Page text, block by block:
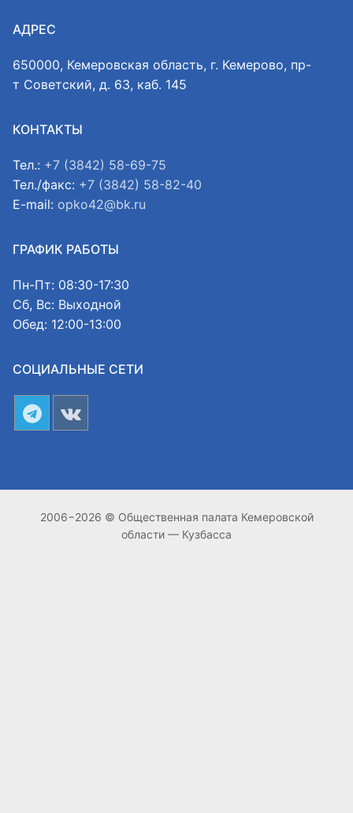
АДРЕС
650000, Кемеровская область, г. Кемерово, пр-
т Советский, д. 63, каб. 145
КОНТАКТЫ
Тел.: +7 (3842) 58-69-75
Тел./факс: +7 (3842) 58-82-40
E-mail: opko42@bk.ru
ГРАФИК РАБОТЫ
Пн-Пт: 08:30-17:30
Сб, Вс: Выходной
Обед: 12:00-13:00
СОЦИАЛЬНЫЕ СЕТИ
2006−2026 © Общественная палата Кемеровской
области — Кузбасса